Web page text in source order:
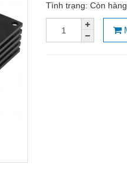
Tình trạng: Còn hàng